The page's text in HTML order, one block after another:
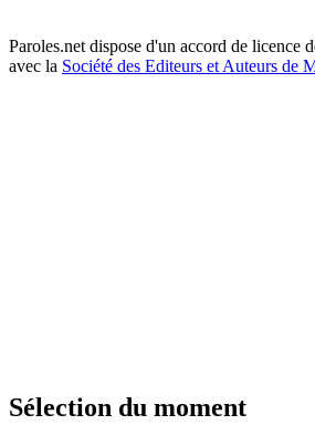
Paroles.net dispose d'un accord de licence
avec la Société des Editeurs et Auteurs de
Sélection du moment